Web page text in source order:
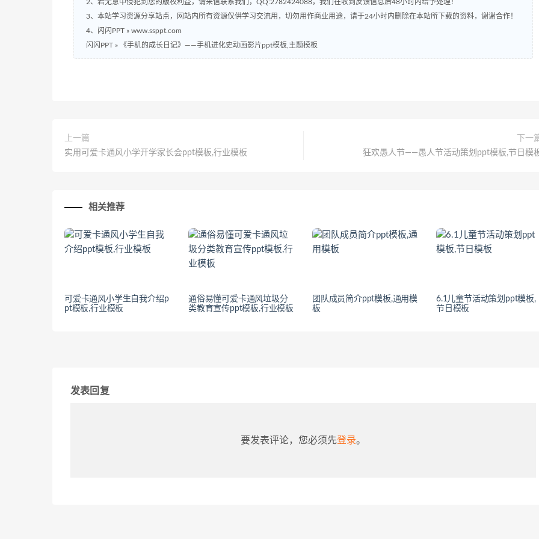
2、若无意中侵犯到您的版权利益，请来信联系我们，QQ:2782424088，我们在收到反馈信息后48小时内给予处理！
3、本站学习资源分享站点，网站内所有资源仅供学习交流用，切勿用作商业用途，请于24小时内删除在本站所下载的资料，谢谢合作！
4、闪闪PPT » www.ssppt.com
闪闪PPT » 《手机的成长日记》——手机进化史动画影片ppt模板,主题模板
上一篇
实用可爱卡通风小学开学家长会ppt模板,行业模板
下一
狂欢愚人节——愚人节活动策划ppt模板,节日模
相关推荐
可爱卡通风小学生自我介绍p
pt模板,行业模板
通俗易懂可爱卡通风垃圾分
类教育宣传ppt模板,行业模板
团队成员简介ppt模板,通用模
板
6.1儿童节活动策划ppt模板,
节日模板
发表回复
要发表评论，您必须先登录。